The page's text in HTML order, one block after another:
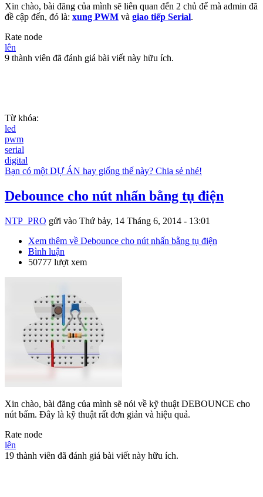
Xin chào, bài đăng của mình sẽ liên quan đến 2 chủ để mà admin đã
đề cập đến, đó là: xung PWM và giao tiếp Serial.
Rate node
lên
9 thành viên đã đánh giá bài viết này hữu ích.
Từ khóa:
led
pwm
serial
digital
Bạn có một DỰ ÁN hay giống thế này? Chia sẻ nhé!
Debounce cho nút nhấn bằng tụ điện
NTP_PRO gửi vào Thứ bảy, 14 Tháng 6, 2014 - 13:01
Xem thêm về Debounce cho nút nhấn bằng tụ điện
Bình luận
50777 lượt xem
Xin chào, bài đăng của mình sẽ nói về kỹ thuật DEBOUNCE cho
nút bấm. Đây là kỹ thuật rất đơn giản và hiệu quả.
Rate node
lên
19 thành viên đã đánh giá bài viết này hữu ích.